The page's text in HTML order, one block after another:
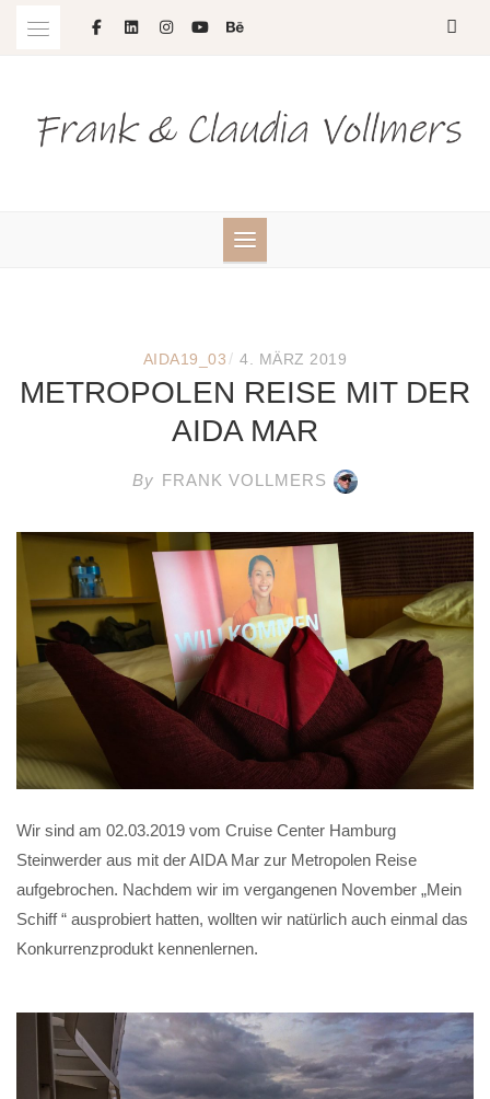
AIDA19_03 / 4. MÄRZ 2019
METROPOLEN REISE MIT DER
AIDA MAR
By FRANK VOLLMERS
Wir sind am 02.03.2019 vom Cruise Center Hamburg
Steinwerder aus mit der AIDA Mar zur Metropolen Reise
aufgebrochen. Nachdem wir im vergangenen November „Mein
Schiff “ ausprobiert hatten, wollten wir natürlich auch einmal das
Konkurrenzprodukt kennenlernen.